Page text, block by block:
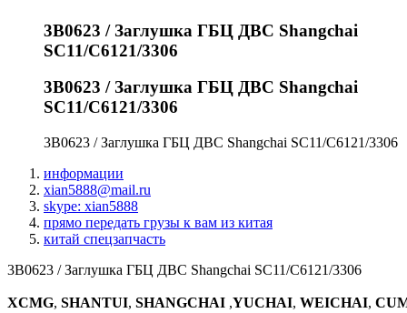
3B0623 / Заглушка ГБЦ ДВС Shangchai
SC11/C6121/3306
3B0623 / Заглушка ГБЦ ДВС Shangchai
SC11/C6121/3306
3B0623 / Заглушка ГБЦ ДВС Shangchai SC11/C6121/3306
информации
xian5888@mail.ru
skype: xian5888
прямо передать грузы к вам из китая
китай спецзапчасть
3B0623 / Заглушка ГБЦ ДВС Shangchai SC11/C6121/3306
XCMG, SHANTUI, SHANGCHAI ,YUCHAI, WEICHAI,